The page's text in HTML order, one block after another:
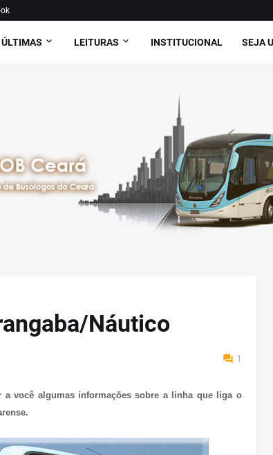
ÚLTIMAS LEITURAS INSTITUCIONAL SEJA
Náutico
1
a você algumas informações sobre a linha que liga o